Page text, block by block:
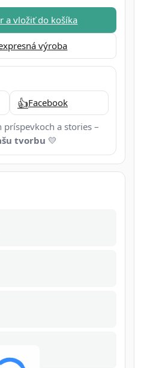
a vložiť do košíka
výroba
👍Facebook
príspevkoch a stories –
tvorbu 💛